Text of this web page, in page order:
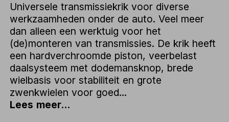
Universele transmissiekrik voor diverse
werkzaamheden onder de auto. Veel meer
dan alleen een werktuig voor het
(de)monteren van transmissies. De krik heeft
een hardverchroomde piston, veerbelast
daalsysteem met dodemansknop, brede
wielbasis voor stabiliteit en grote
zwenkwielen voor goed...
Lees meer...